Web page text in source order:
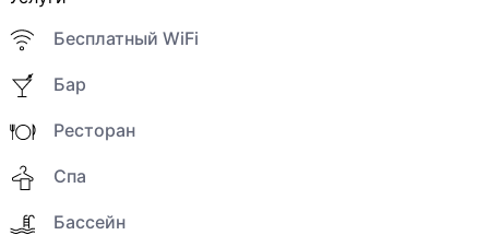
Бесплатный WiFi
Бар
Ресторан
Спа
Бассейн